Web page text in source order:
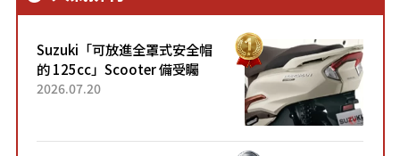
Suzuki「可放進全罩式安全帽
的 125cc」Scooter 備受矚
目！採用全新流線設計與各項
2026.07.20